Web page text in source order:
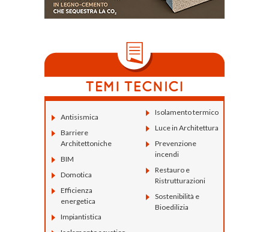
Antisismica
Barriere
Architettoniche
BIM
Domotica
Efficienza
energetica
Impiantistica
Isolamento termico
Luce in Architettura
Prevenzione
incendi
Restauro e
Ristrutturazioni
Sostenibilità e
Bioedilizia